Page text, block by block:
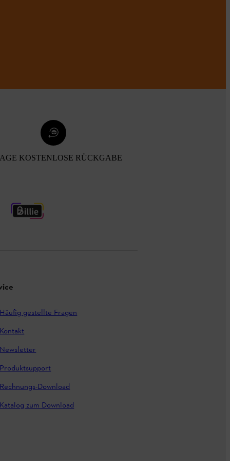
KOSTENLOSE RÜCKGABE
Häufig gestellte Fragen
Kontakt
Newsletter
Produktsupport
Rechnungs-Download
Katalog zum Download